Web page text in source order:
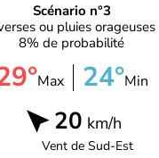
Scénario n°3
ou pluies orageuses
8% de probabilité
Max 24°Min
20 km/h
Vent deSud-Est